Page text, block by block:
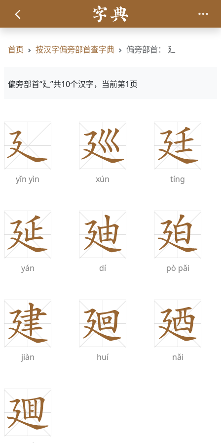
首页 按汉字偏旁部首查字典 偏旁部首： 廴
偏旁部首“廴”共10个汉字，当前第1页
yǐn yìn xún tíng
yán dí pò pǎi
jiàn huí nǎi